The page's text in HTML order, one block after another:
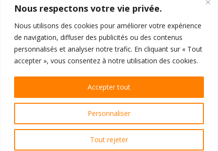
Nous respectons votre vie privée.
Nous utilisons des cookies pour améliorer votre expérience
de navigation, diffuser des publicités ou des contenus
personnalisés et analyser notre trafic. En cliquant sur « Tout
accepter », vous consentez à notre utilisation des cookies.
Personnaliser
Tout rejeter
Accepter tout
octobre 2021
septembre 2021
août 2021
juillet 2021
Politique de confidentialite